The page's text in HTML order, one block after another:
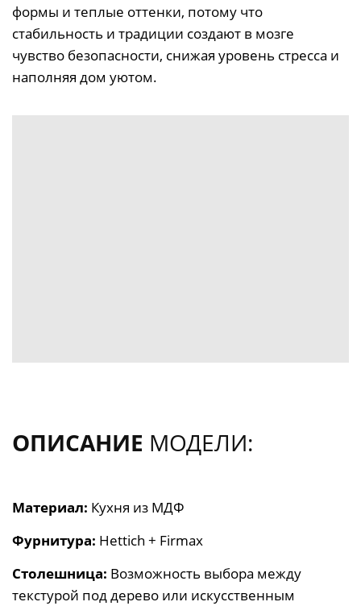
формы и теплые оттенки, потому что
стабильность и традиции создают в мозге
чувство безопасности, снижая уровень стресса и
наполняя дом уютом.
ОПИСАНИЕ МОДЕЛИ:
Материал: Кухня из МДФ
Фурнитура: Hettich + Firmax
Столешница: Возможность выбора между
текстурой под дерево или искусственным